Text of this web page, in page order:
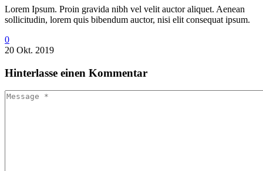
Lorem Ipsum. Proin gravida nibh vel velit auctor aliquet. Aenean
sollicitudin, lorem quis bibendum auctor, nisi elit consequat ipsum.
0
20 Okt. 2019
Hinterlasse einen Kommentar